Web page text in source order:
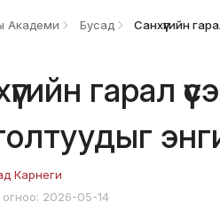
Академи Бусад
гарал
Карнеги
2026-05-14